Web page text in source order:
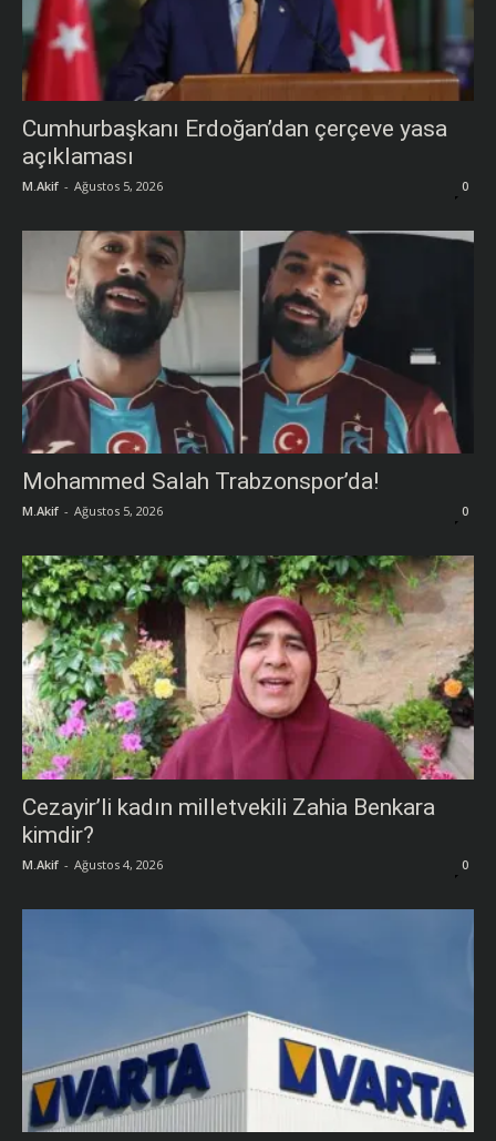
Cumhurbaşkanı Erdoğan’dan çerçeve yasa
açıklaması
M.Akif - Ağustos 5, 2026 0
Mohammed Salah Trabzonspor’da!
M.Akif - Ağustos 5, 2026 0
Cezayir’li kadın milletvekili Zahia Benkara
kimdir?
M.Akif - Ağustos 4, 2026 0